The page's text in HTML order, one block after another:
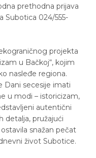
prethodna prijava
Subotica 024/555-
projekta
u Bačkoj“, kojim
nasleđe regiona.
Dani secesije imati
u modi – istoricizam,
autentični
detalja, pružajući
snažan pečat
život Subotice.